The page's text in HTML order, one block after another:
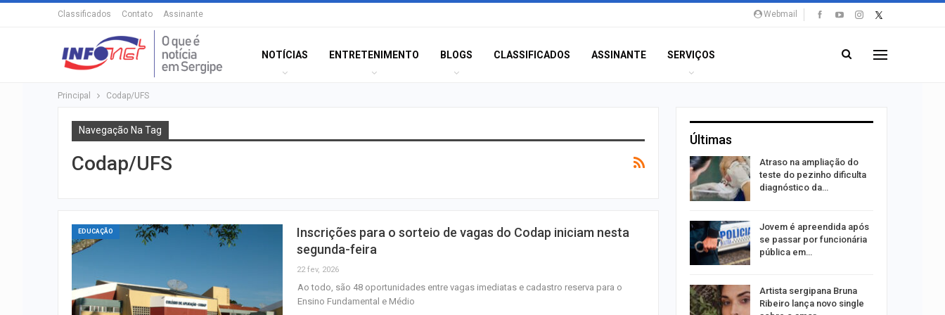
Webmail
Classificados Contato Assinante
NOTÍCIAS ENTRETENIMENTO BLOGS CLASSIFICADOS ASSINANTE SERVIÇOS
Principal Codap/UFS
Navegação Na Tag
Codap/UFS
EDUCAÇÃO
Inscrições para o sorteio de vagas do Codap iniciam nesta
segunda-feira
22 fev, 2026
Ao todo, são 48 oportunidades entre vagas imediatas e cadastro reserva para o
Ensino Fundamental e Médio
Últimas
Aposta de Aracaju acerta
quina da Mega-Sena e leva
SENAI Sergipe abre
Atraso na ampliação do
teste do pezinho dificulta
diagnóstico da…
Jovem é apreendida após
se passar por funcionária
pública em…
Artista sergipana Bruna
Ribeiro lança novo single